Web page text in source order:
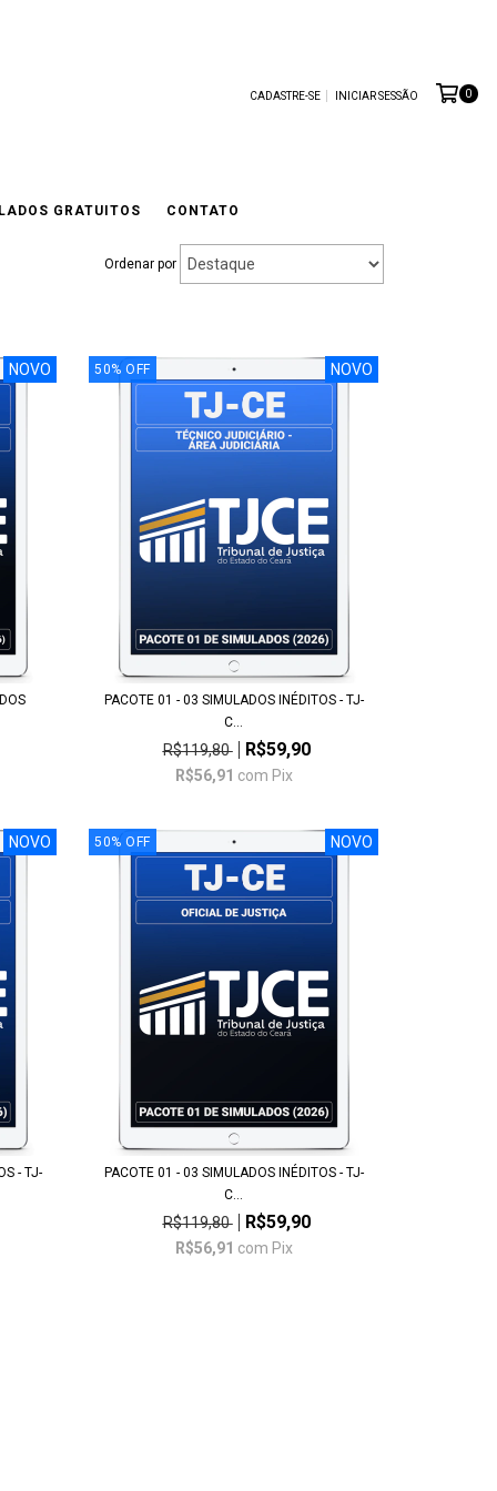
CADASTRE-SE INICIAR SESSÃO 0
GRATUITOS CONTATO
Ordenar por
NOVO 50%OFF NOVO
PACOTE 01 - 03 SIMULADOS INÉDITOS - TJ-
C...
R$119,80 R$59,90
R$56,91 com Pix
NOVO
- TJ-
50%OFF NOVO
PACOTE 01 - 03 SIMULADOS INÉDITOS - TJ-
C...
R$119,80 R$59,90
R$56,91 com Pix